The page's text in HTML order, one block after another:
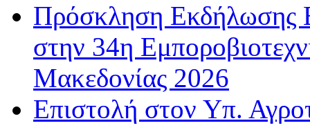
Πρόσκληση Εκδήλωσης
στην 34η
Μακεδονίας 2026
Επιστολή στον Υπ.